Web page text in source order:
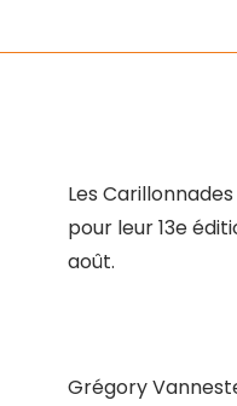
Les
pour leur 13e
août.
Grégory